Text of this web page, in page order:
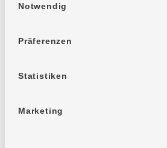
Notwendig
Präferenzen
Statistiken
Marketing
Kontaktformular